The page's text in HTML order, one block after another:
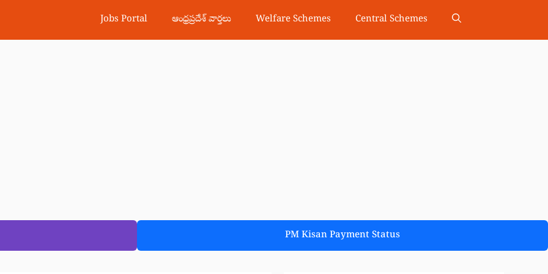
Jobs Portal ఆంధ్రప్రదేశ్ వార్తలు Welfare Schemes Central Schemes
PM Kisan Payment Status